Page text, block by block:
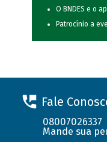
O BNDES e o
Patrocínio a
Fale
08007026337
Mande sua